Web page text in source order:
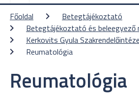
Főoldal
Betegtájékoztató
Betegtájékoztató és beleegyező
Kerkovits Gyula
Reumatológia
Reumatológia